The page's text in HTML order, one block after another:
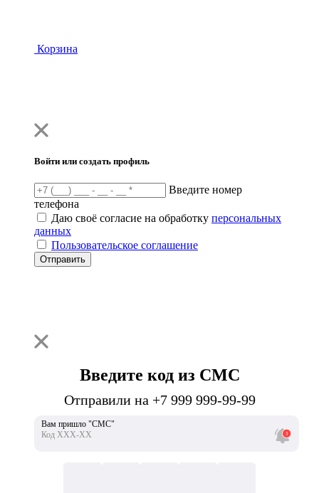
Корзина
Войти или создать профиль
Введите номер
телефона
Даю своё согласие на обработку персональных
данных
Пользовательское соглашение
Отправить
Введите код из СМС
Отправили на +7 999 999-99-99
Вам пришло "СМС"
Код ХХХ-ХХ